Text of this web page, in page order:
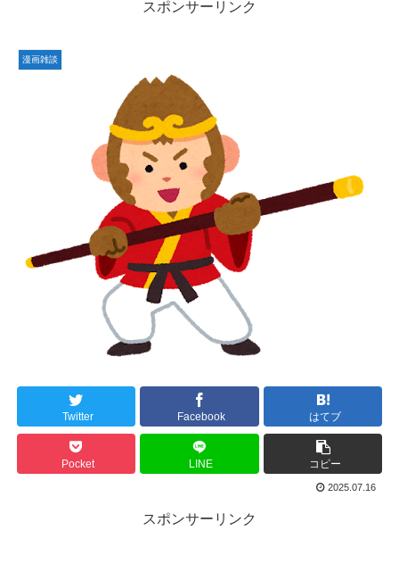
スポンサーリンク
漫画雑談
Twitter Facebook はてブ
Pocket LINE コピー
2025.07.16
スポンサーリンク